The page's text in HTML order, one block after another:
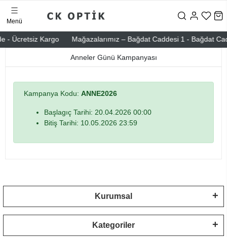
- Ücretsiz Kargo Mağazalarımız – Bağdat Caddesi 1 - Bağdat
Menü
Anneler Günü Kampanyası
Kampanya Kodu: ANNE2026
Başlagıç Tarihi: 20.04.2026 00:00
Bitiş Tarihi: 10.05.2026 23:59
Kurumsal
Kategoriler